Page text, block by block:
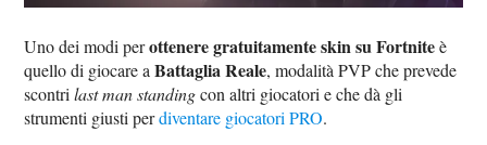
Uno dei modi perottenere gratuitamente skin su Fortniteè
quello di giocare aBattaglia Reale, modalità PVP che prevede
scontrilast man standingcon altri giocatori e che dà gli
strumenti giusti perdiventare giocatori PRO.